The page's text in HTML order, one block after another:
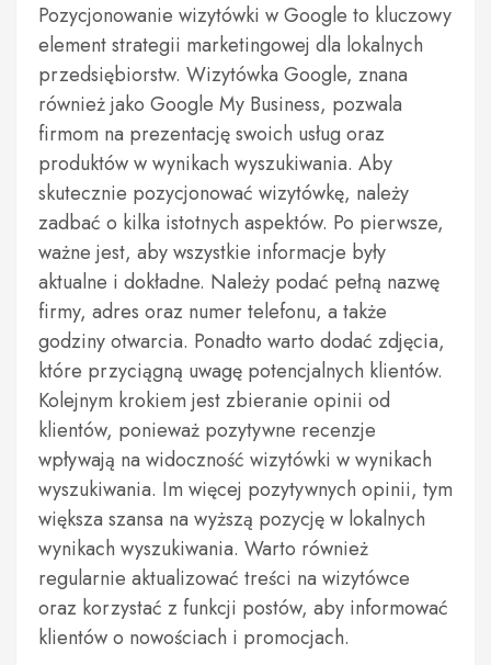
Pozycjonowanie wizytówki w Google to kluczowy
element strategii marketingowej dla lokalnych
przedsiębiorstw. Wizytówka Google, znana
również jako Google My Business, pozwala
firmom na prezentację swoich usług oraz
produktów w wynikach wyszukiwania. Aby
skutecznie pozycjonować wizytówkę, należy
zadbać o kilka istotnych aspektów. Po pierwsze,
ważne jest, aby wszystkie informacje były
aktualne i dokładne. Należy podać pełną nazwę
firmy, adres oraz numer telefonu, a także
godziny otwarcia. Ponadto warto dodać zdjęcia,
które przyciągną uwagę potencjalnych klientów.
Kolejnym krokiem jest zbieranie opinii od
klientów, ponieważ pozytywne recenzje
wpływają na widoczność wizytówki w wynikach
wyszukiwania. Im więcej pozytywnych opinii, tym
większa szansa na wyższą pozycję w lokalnych
wynikach wyszukiwania. Warto również
regularnie aktualizować treści na wizytówce
oraz korzystać z funkcji postów, aby informować
klientów o nowościach i promocjach.